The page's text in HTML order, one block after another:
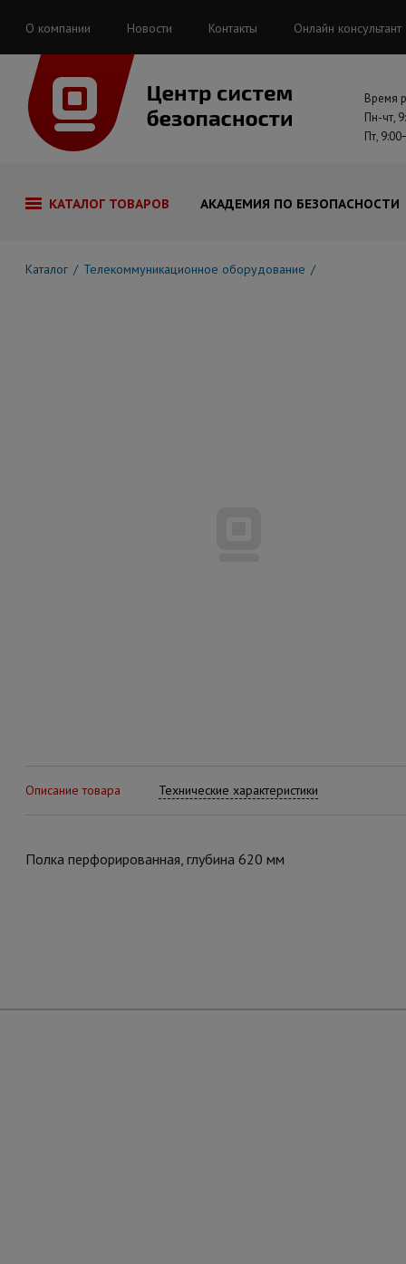
О компании Новости Контакты Онлайн консультант
Время
Пн-чт,
Пт,
КАТАЛОГ ТОВАРОВ АКАДЕМИЯ ПО БЕЗОПАСНОСТИ
Каталог Телекоммуникационное оборудование
Описание товара Технические характеристики
Полка перфорированная, глубина 620 мм